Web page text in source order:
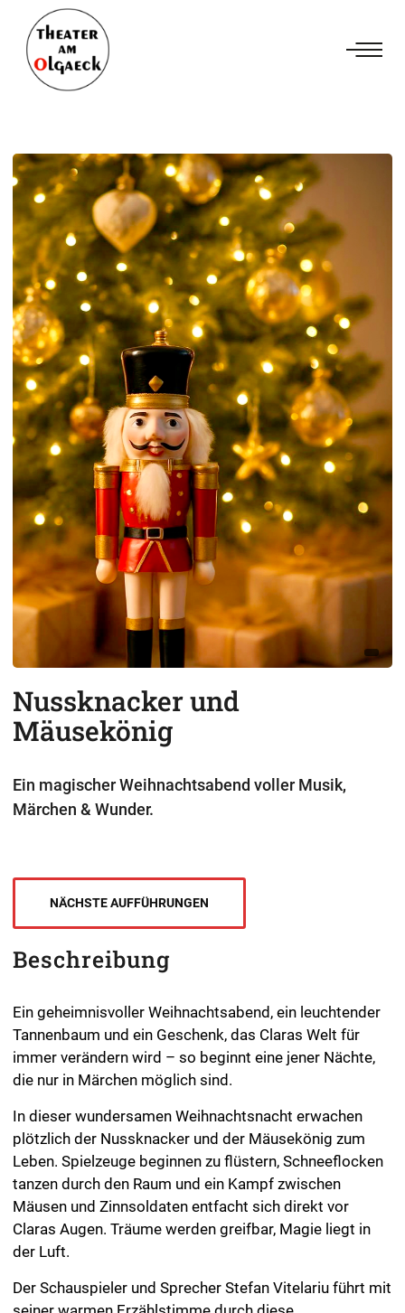
Nussknacker und
Mäusekönig
Ein magischer Weihnachtsabend voller Musik,
Märchen & Wunder.
NÄCHSTE AUFFÜHRUNGEN
Beschreibung
Ein geheimnisvoller Weihnachtsabend, ein leuchtender
Tannenbaum und ein Geschenk, das Claras Welt für
immer verändern wird – so beginnt eine jener Nächte,
die nur in Märchen möglich sind.
In dieser wundersamen Weihnachtsnacht erwachen
plötzlich der Nussknacker und der Mäusekönig zum
Leben. Spielzeuge beginnen zu flüstern, Schneeflocken
tanzen durch den Raum und ein Kampf zwischen
Mäusen und Zinnsoldaten entfacht sich direkt vor
Claras Augen. Träume werden greifbar, Magie liegt in
der Luft.
Der Schauspieler und Sprecher Stefan Vitelariu führt mit